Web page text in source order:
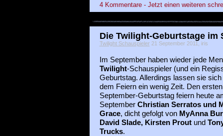
4 Kommentare - Jetzt einen weiteren
Die Twilight-Geburtstage im
Twilight Schauspieler21 September 2011, iris
Im September haben wieder jede
Twilight-Schauspieler (und ein
Geburtstag. Allerdings lassen sie sich
dem Feiern ein wenig Zeit. Den ersten
September-Geburtstag feiern heute
September Christian Serratos und
Grace, dicht gefolgt vonMyAnna
David Slade, Kirsten Prout und
Trucks.